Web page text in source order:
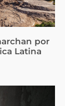
por
Latina